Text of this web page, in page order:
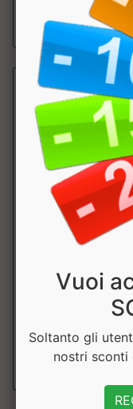
a
Paratibia
a
Vuoi
Soltanto gli
nostri sconti